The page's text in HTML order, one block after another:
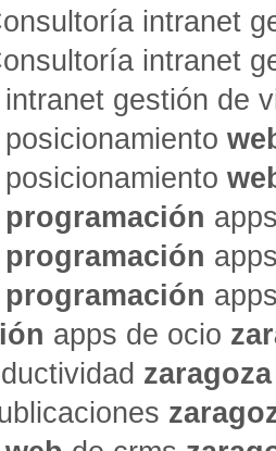
intranet
intranet
gestión de
programación
programación
programación
apps de ocio
zaragoza